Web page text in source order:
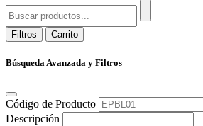
Filtros Carrito
Búsqueda Avanzada y Filtros
Código de Producto
Descripción